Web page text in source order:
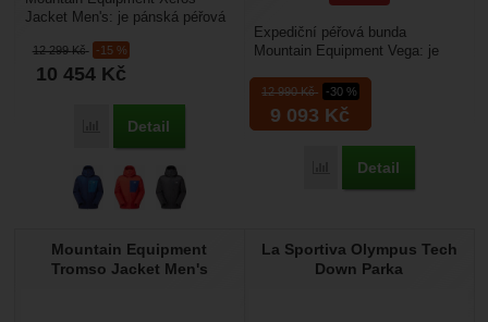
12 299Kč -15 %
10 454 Kč
Porovnat
Detail
Jacket Men's: je pánská péřová
DRILITE® Loft, je určená do...
12 990Kč -30 %
9 093 Kč
Porovnat
Detail
Expediční péřová bunda
Mountain Equipment Vega: je
sporty, kde můžete...
Mountain Equipment
Tromso Jacket Men's
La Sportiva Olympus Tech
Down Parka